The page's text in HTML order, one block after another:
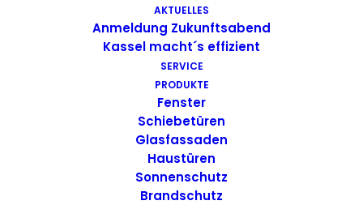
AKTUELLES
Anmeldung Zukunftsabend
Kassel macht´s effizient
SERVICE
PRODUKTE
Fenster
Schiebetüren
Glasfassaden
Haustüren
Sonnenschutz
Brandschutz
C. W. Dallwig Nachf. Grimm GmbH
Heinrich-Hertz-Straße 5
34123 Kassel
info@dallwig.de
+49/5 61/9 59 18-0
Montag – Donnerstag: 8-17 Uhr